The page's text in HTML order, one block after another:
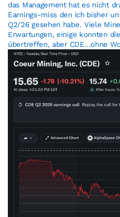
das Management hat es nicht
Earnings-miss den ich bisher
Q2/26 gesehen habe. Viele
Erwartungen, einige konnten
übertreffen, aber CDE…ohne